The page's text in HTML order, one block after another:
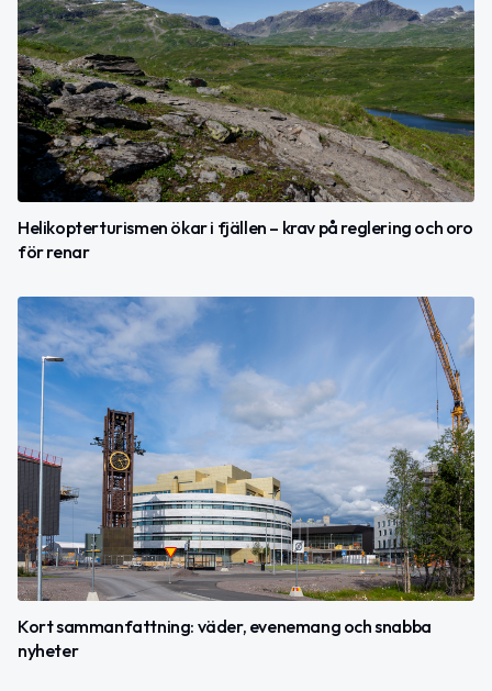
Helikopterturismen ökar i fjällen – krav på reglering och oro
för renar
Kort sammanfattning: väder, evenemang och snabba
nyheter